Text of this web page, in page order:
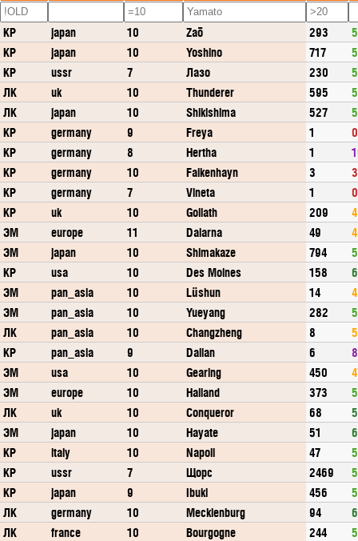
КР japan 10 Zaō 293
КР
japan 10 Yoshino 717
КР
ussr 7 Лазо 230
ЛК
uk 10 Thunderer 595
ЛК
japan 10 Shikishima 527
КР
germany 9 Freya 1
0
КР
germany 8 Hertha 1
КР
germany 10 Falkenhayn 3
КР
germany 7 Vineta 1
0
КР
uk 10 Goliath 209
ЭМ
europe 11 Dalarna 49
ЭМ
japan 10 Shimakaze 794
КР
usa 10 Des Moines 158
ЭМ
pan_asia 10 Lüshun 14
ЭМ
pan_asia 10 Yueyang 282
ЛК
pan_asia 10 Changzheng 8
КР
pan_asia 9 Dalian 6
ЭМ
usa 10 Gearing 450
ЭМ
europe 10 Halland 373
ЛК
uk 10 Conqueror 68
ЭМ
japan 10 Hayate 51
КР
italy 10 Napoli 47
КР
ussr 7 Щорс 2469
КР
japan 9 Ibuki 456
ЛК
germany 10 Mecklenburg 94
ЛК
france 10 Bourgogne 244